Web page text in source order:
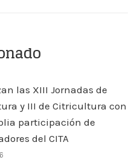
las XIII Jornadas de
y III de Citricultura con
participación de
del CITA